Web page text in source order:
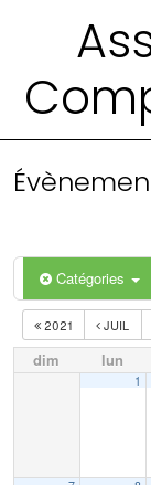
Catégories
2021 JUIL
dim lun
1